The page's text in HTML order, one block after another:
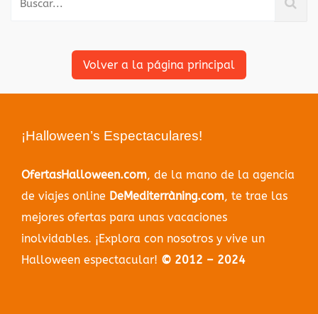
Volver a la página principal
¡Halloween’s Espectaculares!
OfertasHalloween.com, de la mano de la agencia
de viajes online DeMediterràning.com, te trae las
mejores ofertas para unas vacaciones
inolvidables. ¡Explora con nosotros y vive un
Halloween espectacular! © 2012 – 2024